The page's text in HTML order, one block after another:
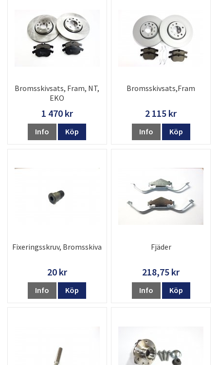
Bromsskivsats, Fram, NT,
EKO
1 470 kr
Info Köp
Bromsskivsats,Fram
2 115 kr
Info Köp
Fixeringsskruv, Bromsskiva
20 kr
Info Köp
Fjäder
218,75 kr
Info Köp